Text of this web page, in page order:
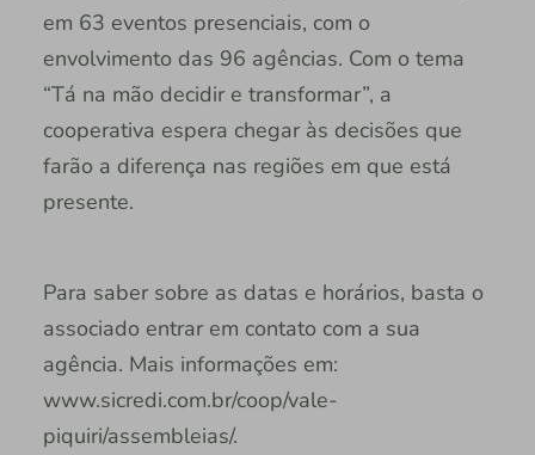
em 63 eventos presenciais, com o
envolvimento das 96 agências. Com o tema
“Tá na mão decidir e transformar”, a
cooperativa espera chegar às decisões que
farão a diferença nas regiões em que está
presente.
Para saber sobre as datas e horários, basta o
associado entrar em contato com a sua
agência. Mais informações em:
www.sicredi.com.br/coop/vale-
piquiri/assembleias/.